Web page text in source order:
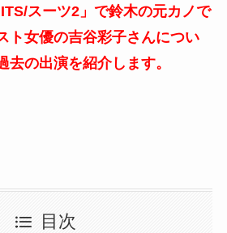
スーツ2」で鈴木の元カノで
ト女優の吉谷彩子さんについ
去の出演を紹介します。
目次